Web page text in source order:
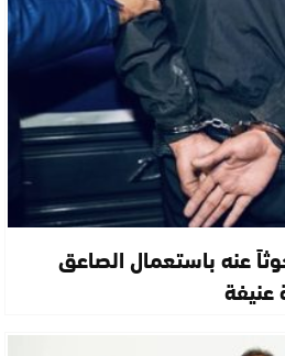
عنه باستعمال الصاعق
عنيفة